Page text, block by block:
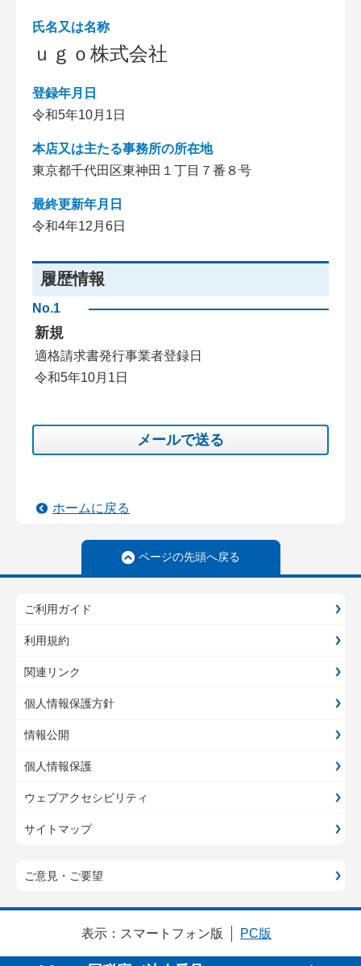
氏名又は名称
ｕｇｏ株式会社
登録年月日
令和5年10月1日
本店又は主たる事務所の所在地
東京都千代田区東神田１丁目７番８号
最終更新年月日
令和4年12月6日
履歴情報
No.1
新規
適格請求書発行事業者登録日
令和5年10月1日
メールで送る
ホームに戻る
ページの先頭へ戻る
ご利用ガイド
利用規約
関連リンク
個人情報保護方針
情報公開
個人情報保護
ウェブアクセシビリティ
サイトマップ
ご意見・ご要望
表示： スマートフォン版 PC版